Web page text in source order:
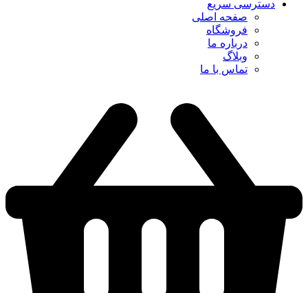
دسترسی سریع
صفحه اصلی
فروشگاه
درباره ما
وبلاگ
تماس با ما